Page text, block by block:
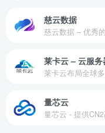
慈云数据
量芯云